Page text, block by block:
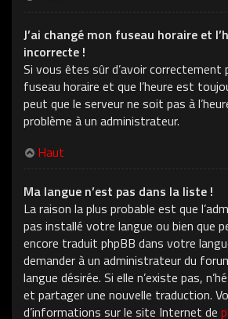
J’ai changé mon fuseau horaire et
incorrecte !
Si vous êtes sûr d’avoir
fuseau horaire et que l’heure est
peut que le serveur ne soit pas à
problème à un administrateur.
Haut
Ma langue n’est pas dans la liste !
La raison la plus probable est que
pas installé votre langue ou bien que
encore traduit phpBB dans votre
demander à un administrateur du
langue désirée. Si elle n’existe pas,
et partager une nouvelle traduction.
d’informations sur le site Internet de